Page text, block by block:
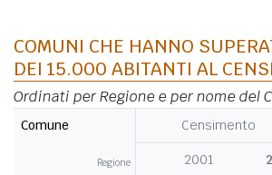
COMUNI CHE HANNO
DEI 15.000 ABITANTI AL
Ordinati per Regione e per nome del
Comune Censimento
Regione 2001